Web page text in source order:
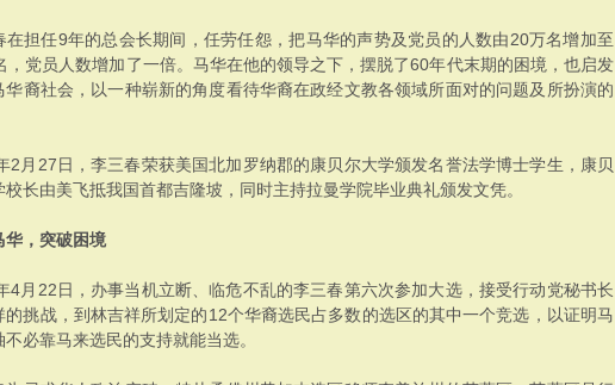
在担任9年的总会长期间，任劳任怨，把马华的声势及党员的人数由20万名增加至
，党员人数增加了一倍。马华在他的领导之下，摆脱了60年代末期的困境，也启发
华裔社会，以一种崭新的角度看待华裔在政经文教各领域所面对的问题及所扮演的
2月27日，李三春荣获美国北加罗纳郡的康贝尔大学颁发名誉法学博士学生，康贝
校长由美飞抵我国首都吉隆坡，同时主持拉曼学院毕业典礼颁发文凭。
华，突破困境
4月22日，办事当机立断、临危不乱的李三春第六次参加大选，接受行动党秘书长
的挑战，到林吉祥所划定的12个华裔选民占多数的选区的其中一个竞选，以证明马
不必靠马来选民的支持就能当选。